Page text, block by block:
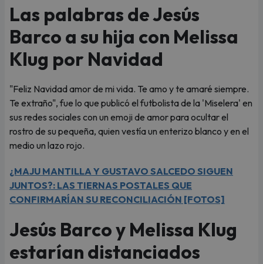
Las palabras de Jesús
Barco a su hija con Melissa
Klug por Navidad
"Feliz Navidad amor de mi vida. Te amo y te amaré siempre.
Te extraño", fue lo que publicó el futbolista de la 'Miselera' en
sus redes sociales con un emoji de amor para ocultar el
rostro de su pequeña, quien vestía un enterizo blanco y en el
medio un lazo rojo.
¿MAJU MANTILLA Y GUSTAVO SALCEDO SIGUEN
JUNTOS?: LAS TIERNAS POSTALES QUE
CONFIRMARÍAN SU RECONCILIACIÓN [FOTOS]
Jesús Barco y Melissa Klug
estarían distanciados